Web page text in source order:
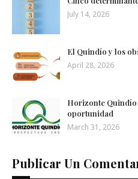
July 14, 2026
El Quindío y los
April 28, 2026
Horizonte Quindío
oportunidad
March 31, 2026
Publicar Un